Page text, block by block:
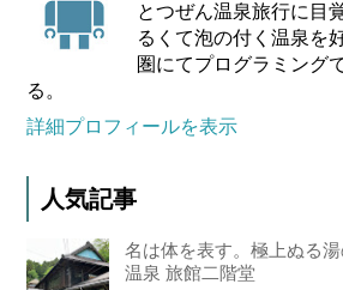
とつぜん温泉旅行に目
るくて泡の付く温泉を
圏にてプログラミング
る。
詳細プロフィールを表示
人気記事
名は体を表す。極上ぬる
温泉 旅館二階堂